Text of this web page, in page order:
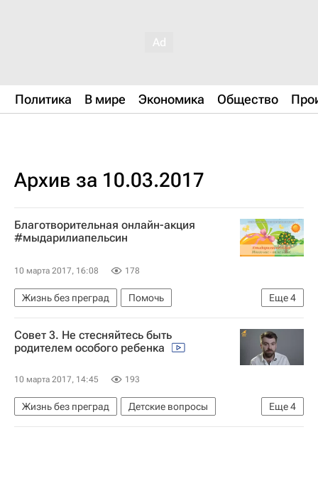
Политика В мире Экономика Общество
Архив за 10.03.2017
Благотворительная онлайн-акция
#мыдарилиапельсин
10 марта 2017, 16:08 178
Еще4
Жизнь без преград
Помочь
Школа волонтера
Даунсайд Ап
Детские вопросы
Россия
Совет 3. Не стесняйтесь быть
родителем особого ребенка
10 марта 2017, 14:45 193
Еще4
Жизнь без преград
Детские вопросы
Москва
Измени одну жизнь (фонд)